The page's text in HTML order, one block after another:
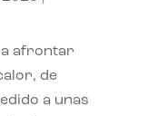
afrontar
de
a unas